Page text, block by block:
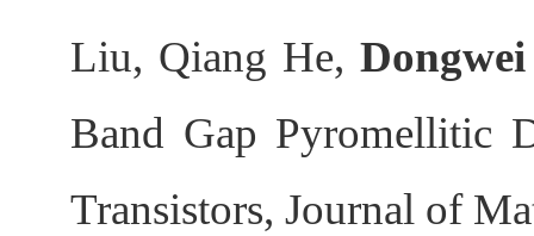
Liu, Qiang He,
Band Gap Pyromellitic
Transistors, Journal of